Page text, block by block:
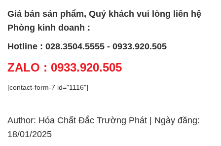
Giá bán sản phẩm, Quý khách vui lòng liên hệ
Phòng kinh doanh :
Hotline : 028.3504.5555 - 0933.920.505
ZALO : 0933.920.505
[contact-form-7 id="1116"]
Author: Hóa Chất Đắc Trường Phát | Ngày đăng:
18/01/2025